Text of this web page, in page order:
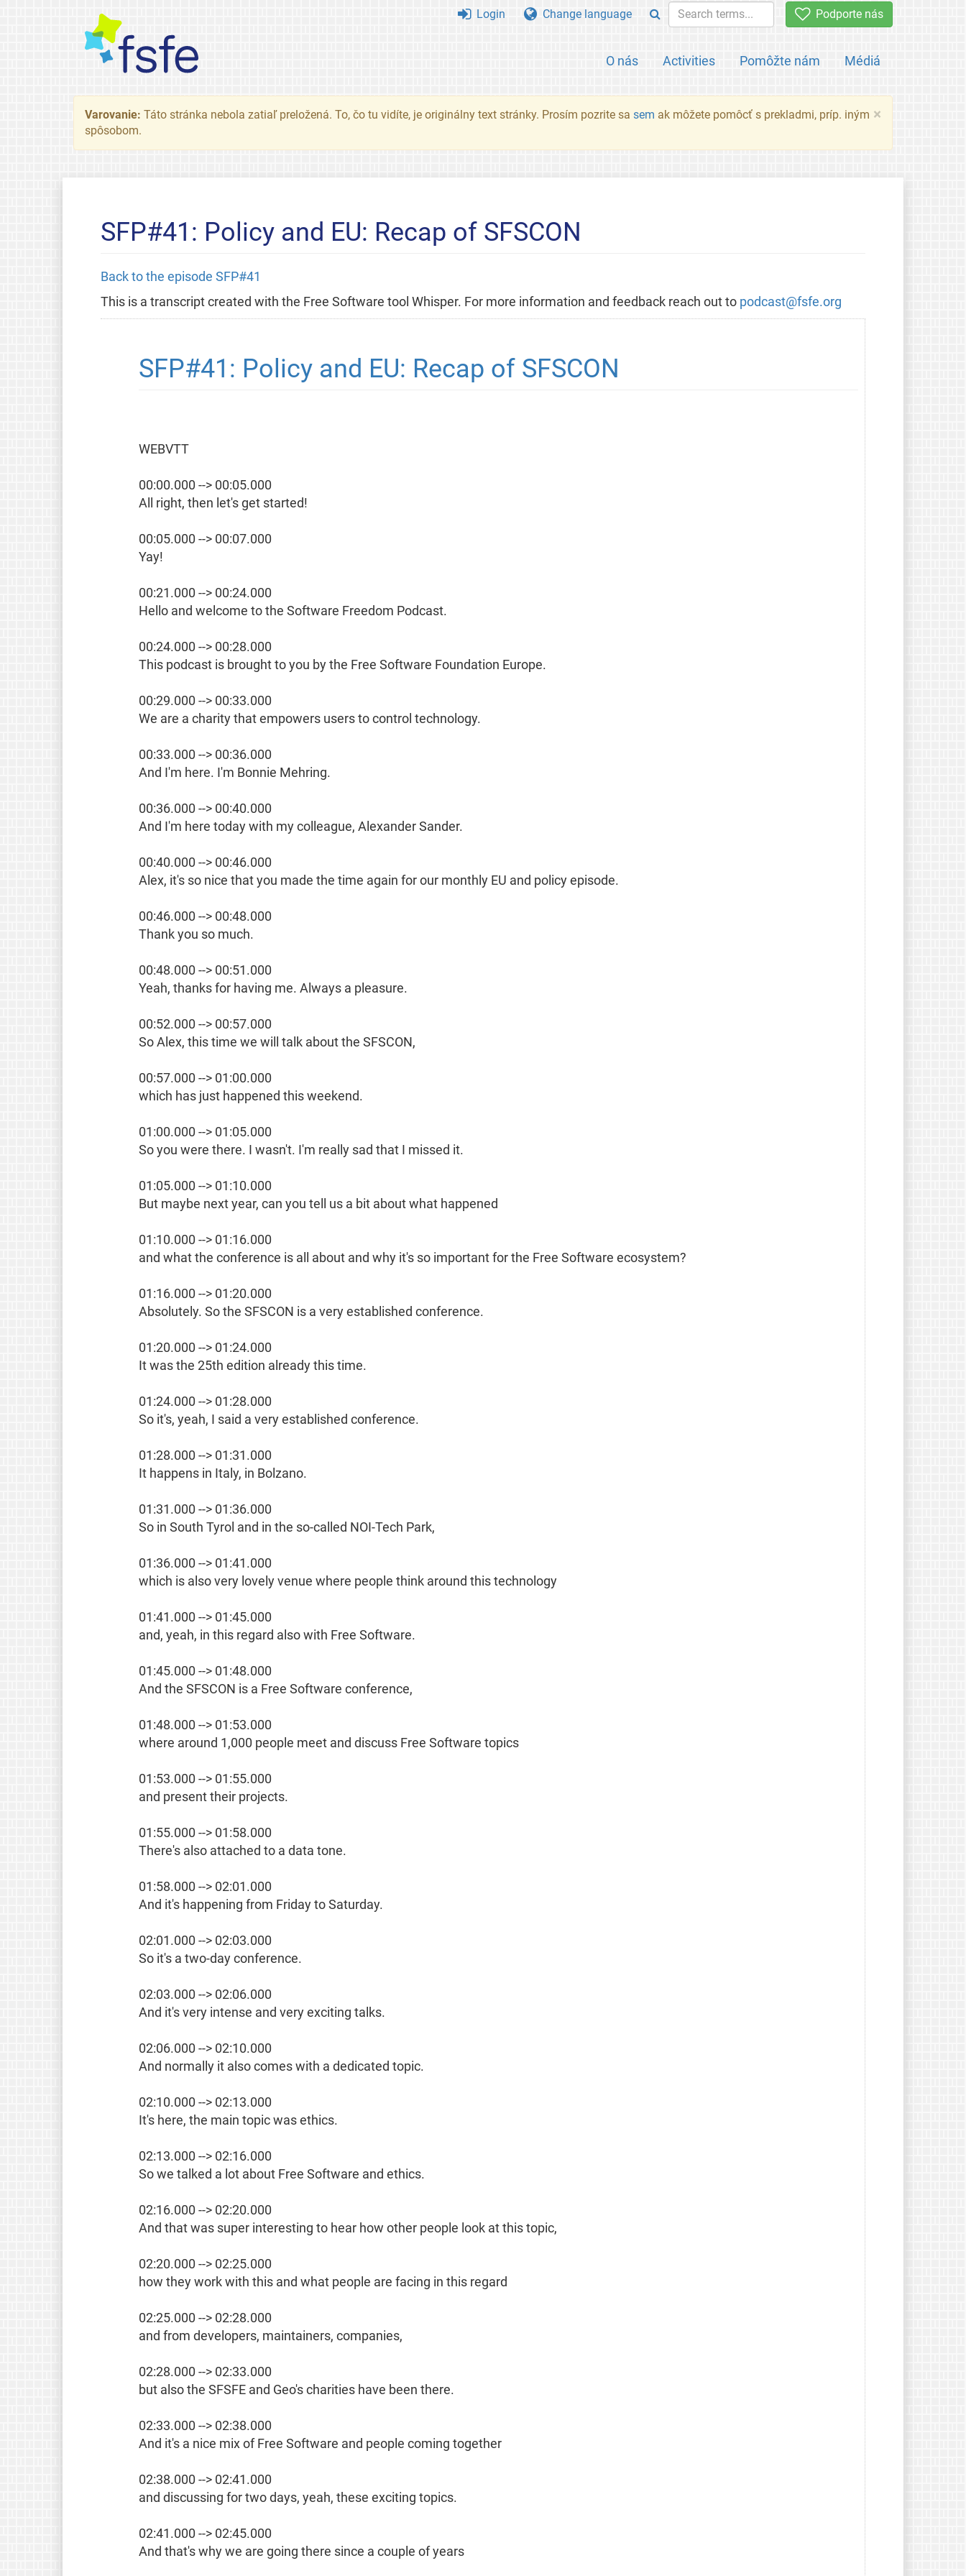
Podporte nás
O nás Activities Pomôžte nám Médiá
Login Change language
×
Varovanie: Táto stránka nebola zatiaľ preložená. To, čo tu vidíte, je originálny text stránky. Prosím pozrite sa sem ak môžete pomôcť s prekladmi, príp. iným
spôsobom.
SFP#41: Policy and EU: Recap of SFSCON
Back to the episode SFP#41
This is a transcript created with the Free Software tool Whisper. For more information and feedback reach out to podcast@fsfe.org
SFP#41: Policy and EU: Recap of SFSCON